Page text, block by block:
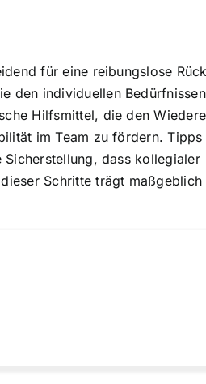
für eine reibungslose
den individuellen
Hilfsmittel, die den
im Team zu fördern.
dass kollegialer
Schritte trägt maßgeblich